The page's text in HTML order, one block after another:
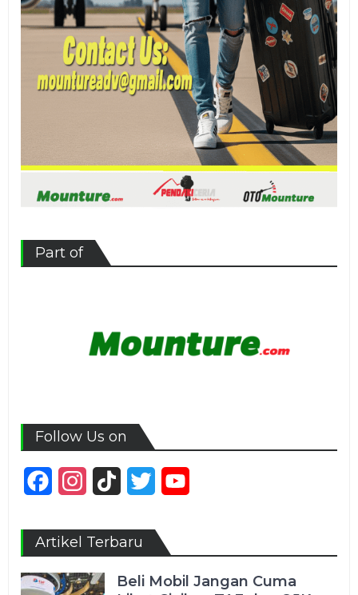
Part of
Follow Us on
FacebookInstagram
TikTok Twitter
Artikel Terbaru
Beli Mobil Jangan Cuma